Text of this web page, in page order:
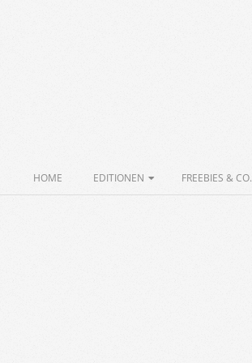
HOME EDITIONEN FREEBIES & CO.